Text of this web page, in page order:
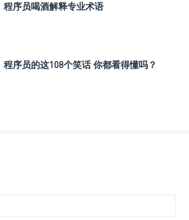
程序员喝酒解释专业术语
程序员的这108个笑话 你都看得懂吗？